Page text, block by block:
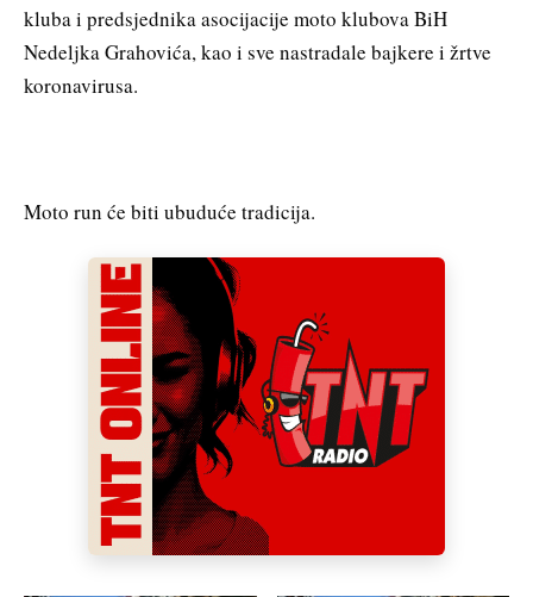
kluba i predsjednika asocijacije moto klubova BiH
Nedeljka Grahovića, kao i sve nastradale bajkere i žrtve
koronavirusa.
Moto run će biti ubuduće tradicija.